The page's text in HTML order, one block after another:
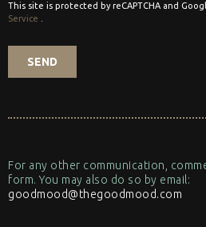
This site is protected by reCAPTCHA and
Service
SEND
For any other communication,
form. You may also do so by email:
goodmood@thegoodmood.com